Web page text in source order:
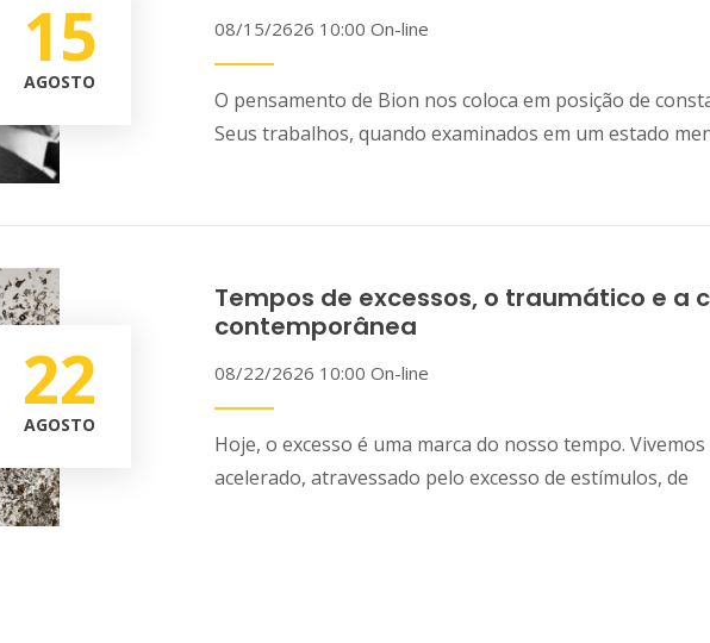
15
AGOSTO
08/15/2626 10:00 On-line
O pensamento de Bion nos coloca em posição de
Seus trabalhos, quando examinados em um estado
22
AGOSTO
Tempos de excessos, o traumático e a
contemporânea
08/22/2626 10:00 On-line
Hoje, o excesso é uma marca do nosso tempo.
acelerado, atravessado pelo excesso de estímulos, de